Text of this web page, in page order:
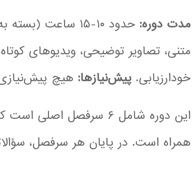
مدت دوره: حدود ۱۰-۱۵ ساعت (بسته به سرعت یادگیری فراگیر).
متنی، تصاویر توضیحی، ویدیوهای
خودارزیابی. پیش‌نیازها: هیچ
این دوره شامل ۶ سرفصل
همراه است. در پایان هر سرفصل،